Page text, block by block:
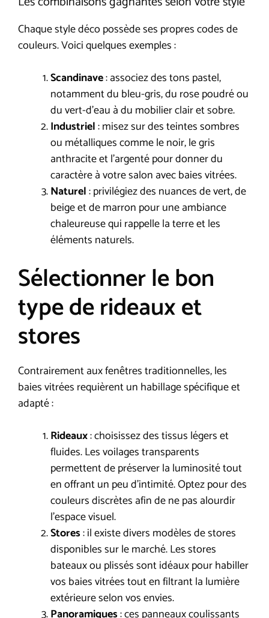
Chaque style déco possède ses propres codes de
couleurs. Voici quelques exemples :
Scandinave: associez des tons pastel,
notamment du bleu-gris, du rose poudré ou
du vert-d’eau à du mobilier clair et sobre.
Industriel: misez sur des teintes sombres
ou métalliques comme le noir, le gris
anthracite et l’argenté pour donner du
caractère à votre salon avec baies vitrées.
Naturel: privilégiez des nuances de vert, de
beige et de marron pour une ambiance
chaleureuse qui rappelle la terre et les
éléments naturels.
Sélectionner le bon
type de rideaux et
stores
Contrairement aux fenêtres traditionnelles, les
baies vitrées requièrent un habillage spécifique et
adapté :
Rideaux: choisissez des tissus légers et
fluides. Les voilages transparents
permettent de préserver la luminosité tout
en offrant un peu d’intimité. Optez pour des
couleurs discrètes afin de ne pas alourdir
l’espace visuel.
Stores: il existe divers modèles de stores
disponibles sur le marché. Les stores
bateaux ou plissés sont idéaux pour habiller
vos baies vitrées tout en filtrant la lumière
extérieure selon vos envies.
Panoramiques: ces panneaux coulissants